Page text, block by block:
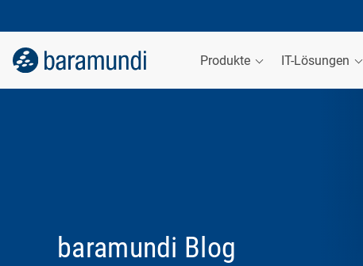
Produkte IT-Lösungen
baramundi Blog